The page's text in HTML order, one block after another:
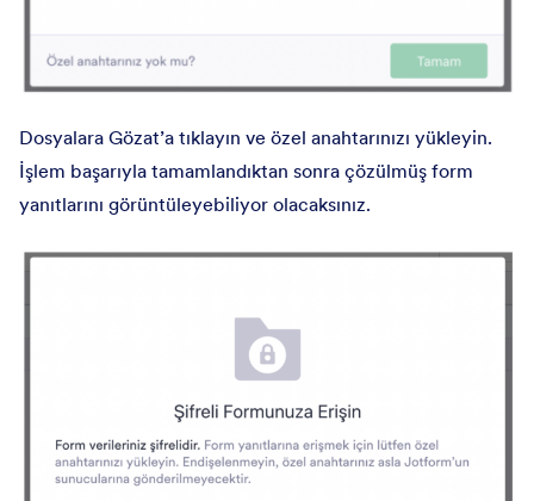
Dosyalara Gözat’a tıklayın ve özel anahtarınızı yükleyin.
İşlem başarıyla tamamlandıktan sonra çözülmüş form
yanıtlarını görüntüleyebiliyor olacaksınız.